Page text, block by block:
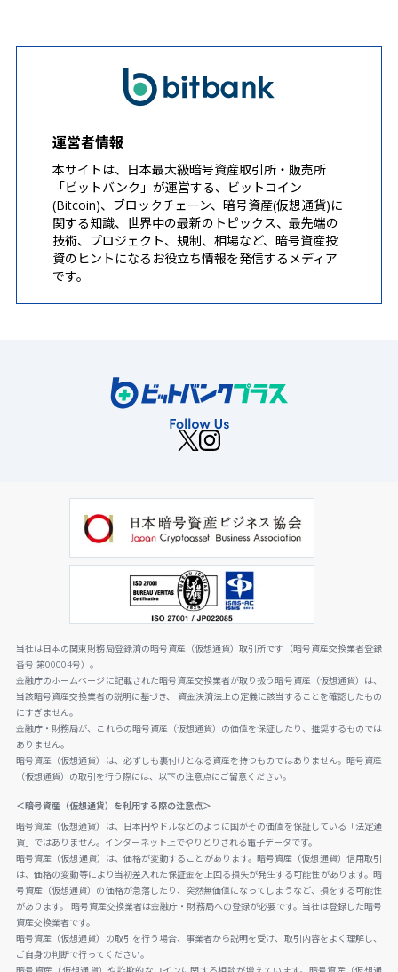
運営者情報
本サイトは、日本最大級暗号資産取引所・販売所
「ビットバンク」が運営する、ビットコイン
(Bitcoin)、ブロックチェーン、暗号資産(仮想通貨)に
関する知識、世界中の最新のトピックス、最先端の
技術、プロジェクト、規制、相場など、暗号資産投
資のヒントになるお役立ち情報を発信するメディア
です。
当社は日本の関東財務局登録済の暗号資産（仮想通貨）取引所です（暗号資産交換業者登録
番号 第00004号）。
金融庁のホームページに記載された暗号資産交換業者が取り扱う暗号資産（仮想通貨）は、
当該暗号資産交換業者の説明に基づき、 資金決済法上の定義に該当することを確認したもの
にすぎません。
金融庁・財務局が、これらの暗号資産（仮想通貨）の価値を保証したり、推奨するものでは
ありません。
暗号資産（仮想通貨）は、必ずしも裏付けとなる資産を持つものではありません。暗号資産
（仮想通貨）の取引を行う際には、以下の注意点にご留意ください。
＜暗号資産（仮想通貨）を利用する際の注意点＞
暗号資産（仮想通貨）は、日本円やドルなどのように国がその価値を保証している「法定通
貨」ではありません。インターネット上でやりとりされる電子データです。
暗号資産（仮想通貨）は、価格が変動することがあります。暗号資産（仮想通貨）信用取引
は、価格の変動等により当初差入れた保証金を上回る損失が発生する可能性があります。暗
号資産（仮想通貨）の価格が急落したり、突然無価値になってしまうなど、損をする可能性
があります。 暗号資産交換業者は金融庁・財務局への登録が必要です。当社は登録した暗号
資産交換業者です。
暗号資産（仮想通貨）の取引を行う場合、事業者から説明を受け、取引内容をよく理解し、
ご自身の判断で行ってください。